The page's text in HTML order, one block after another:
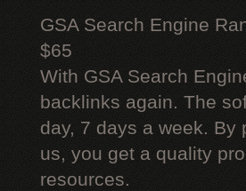
GSA Search Engine
$65
With GSA Search
backlinks again. The
day, 7 days a week. By
us, you get a quality
resources.